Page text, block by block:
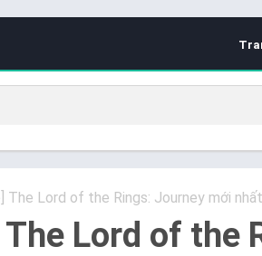
The Lord of the Rings: Journey mới
Lord of the